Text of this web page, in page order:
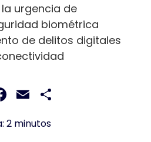
Facebook
Email
2 minutos
urgencia de
biométrica
de delitos digitales